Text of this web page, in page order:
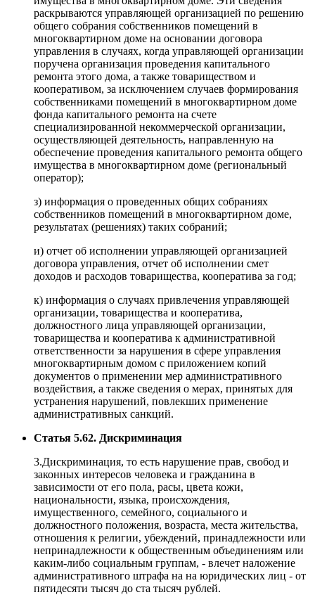
раскрываются управляющей организацией по решению
общего собрания собственников помещений в
многоквартирном доме на основании договора
управления в случаях, когда управляющей организации
поручена организация проведения капитального
ремонта этого дома, а также товариществом и
кооперативом, за исключением случаев формирования
собственниками помещений в многоквартирном доме
фонда капитального ремонта на счете
специализированной некоммерческой организации,
осуществляющей деятельность, направленную на
обеспечение проведения капитального ремонта общего
имущества в многоквартирном доме (региональный
оператор);
з) информация о проведенных общих собраниях
собственников помещений в многоквартирном доме,
результатах (решениях) таких собраний;
и) отчет об исполнении управляющей организацией
договора управления, отчет об исполнении смет
доходов и расходов товарищества, кооператива за год;
к) информация о случаях привлечения управляющей
организации, товарищества и кооператива,
должностного лица управляющей организации,
товарищества и кооператива к административной
ответственности за нарушения в сфере управления
многоквартирным домом с приложением копий
документов о применении мер административного
воздействия, а также сведения о мерах, принятых для
устранения нарушений, повлекших применение
административных санкций.
Статья 5.62. Дискриминация
3.Дискриминация, то есть нарушение прав, свобод и
законных интересов человека и гражданина в
зависимости от его пола, расы, цвета кожи,
национальности, языка, происхождения,
имущественного, семейного, социального и
должностного положения, возраста, места жительства,
отношения к религии, убеждений, принадлежности или
непринадлежности к общественным объединениям или
каким-либо социальным группам, - влечет наложение
административного штрафа на на юридических лиц - от
пятидесяти тысяч до ста тысяч рублей.